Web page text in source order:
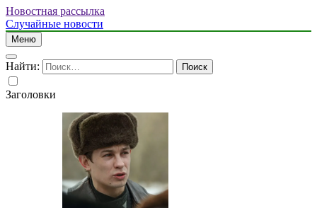
Новостная рассылка
Случайные новости
Меню
Найти:
Заголовки